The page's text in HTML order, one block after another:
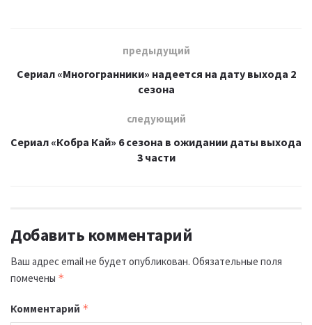
предыдущий
Сериал «Многогранники» надеется на дату выхода 2
сезона
следующий
Сериал «Кобра Кай» 6 сезона в ожидании даты выхода
3 части
Добавить комментарий
Ваш адрес email не будет опубликован. Обязательные поля
помечены *
Комментарий *